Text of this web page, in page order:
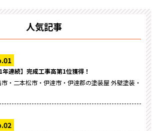
人気記事
年連続】完成工事高第1位獲得！
・二本松市・伊達市・伊達郡の塗装屋 外壁塗装・